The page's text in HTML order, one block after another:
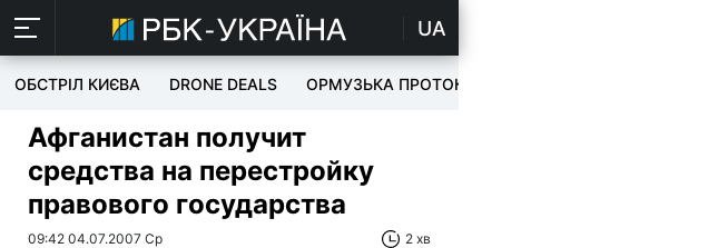
UA
ОБСТРІЛ КИЄВА DRONE DEALS ОРМУЗЬКА ПРОТОКА
Афганистан получит
средства на перестройку
правового государства
09:42 04.07.2007 Ср 2 хв